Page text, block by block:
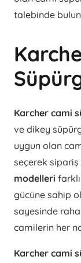
talebinde
Karcher cami
ve dikey
uygun olan
seçerek
modelleri
gücüne sahip
sayesinde
camilerin her
Karcher cami